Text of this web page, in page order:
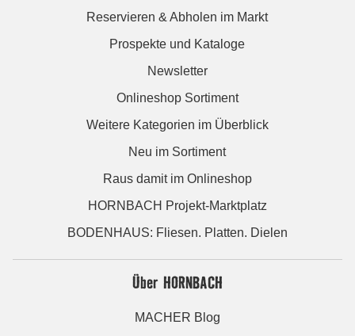
Reservieren & Abholen im Markt
Prospekte und Kataloge
Newsletter
Onlineshop Sortiment
Weitere Kategorien im Überblick
Neu im Sortiment
Raus damit im Onlineshop
HORNBACH Projekt-Marktplatz
BODENHAUS: Fliesen. Platten. Dielen
Über HORNBACH
MACHER Blog